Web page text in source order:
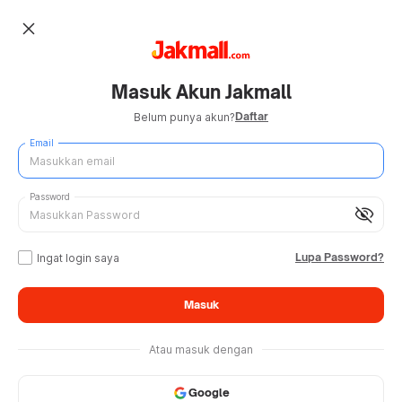
close
Masuk Akun Jakmall
Belum punya akun?Daftar
Email
visibility_off
Password
Ingat login saya Lupa Password?
Masuk
Atau masuk dengan
Google